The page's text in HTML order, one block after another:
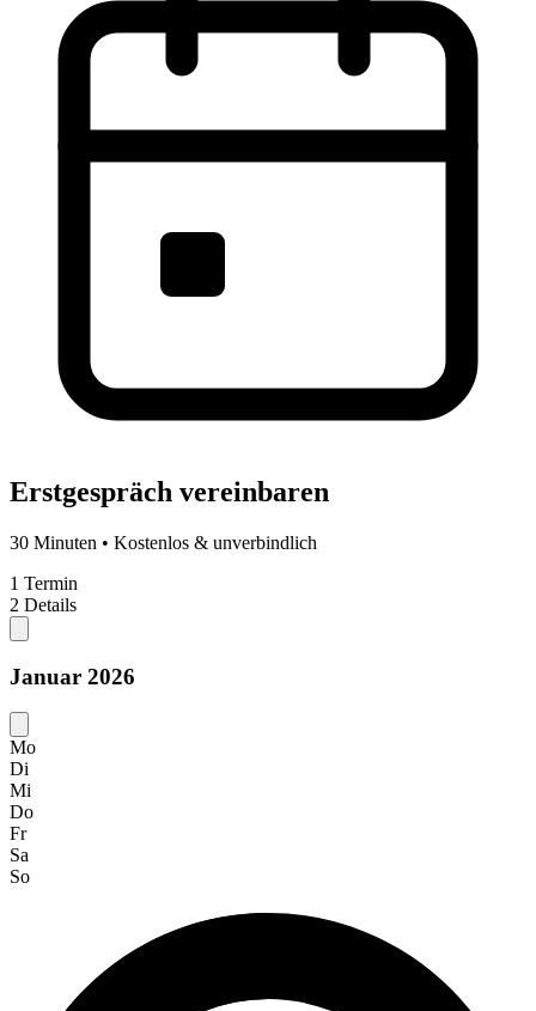
Erstgespräch vereinbaren
30 Minuten • Kostenlos & unverbindlich
1 Termin
2 Details
Januar 2026
Mo
Di
Mi
Do
Fr
Sa
So